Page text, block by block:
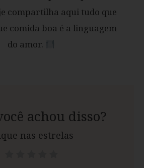
compartilha aqui tudo que
comida boa é a linguagem
do amor.
achou disso?
nas estrelas